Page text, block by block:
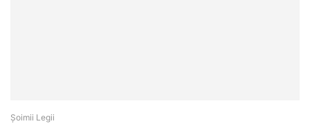
Șoimii Legii